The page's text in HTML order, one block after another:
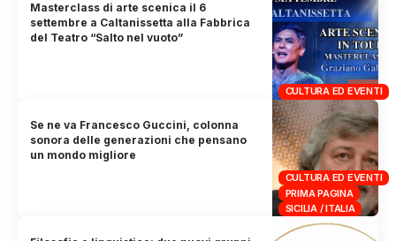
CULTURA ED EVENTI
Masterclass di arte scenica il 6
settembre a Caltanissetta alla Fabbrica
del Teatro “Salto nel vuoto”
CULTURA ED EVENTI
PRIMA PAGINA
SICILIA / ITALIA
Se ne va Francesco Guccini, colonna
sonora delle generazioni che pensano
un mondo migliore